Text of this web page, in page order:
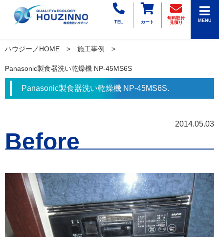
TEL カート
無料取付
見積り
MENU
ハウジーノHOME 施工事例
Panasonic製食器洗い乾燥機 NP-45MS6S
Panasonic製食器洗い乾燥機 NP-45MS6S.
2014.05.03
Before